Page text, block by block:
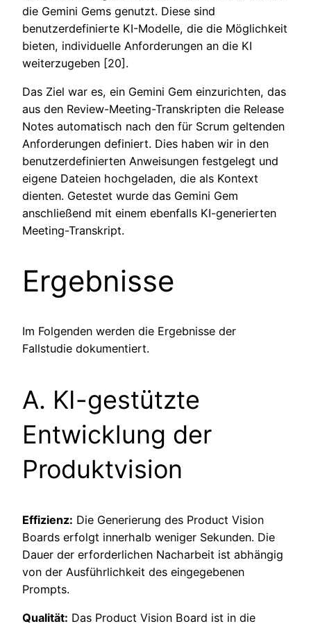
die Gemini Gems genutzt. Diese sind
benutzerdefinierte KI-Modelle, die die Möglichkeit
bieten, individuelle Anforderungen an die KI
weiterzugeben [20].
Das Ziel war es, ein Gemini Gem einzurichten, das
aus den Review-Meeting-Transkripten die Release
Notes automatisch nach den für Scrum geltenden
Anforderungen definiert. Dies haben wir in den
benutzerdefinierten Anweisungen festgelegt und
eigene Dateien hochgeladen, die als Kontext
dienten. Getestet wurde das Gemini Gem
anschließend mit einem ebenfalls KI-generierten
Meeting-Transkript.
Ergebnisse
Im Folgenden werden die Ergebnisse der
Fallstudie dokumentiert.
A. KI-gestützte
Entwicklung der
Produktvision
Effizienz: Die Generierung des Product Vision
Boards erfolgt innerhalb weniger Sekunden. Die
Dauer der erforderlichen Nacharbeit ist abhängig
von der Ausführlichkeit des eingegebenen
Prompts.
Qualität: Das Product Vision Board ist in die